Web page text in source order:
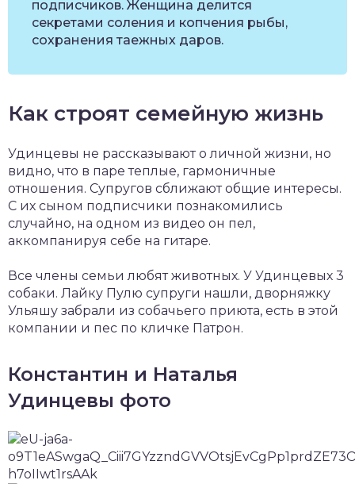
подписчиков. Женщина делится
секретами соления и копчения рыбы,
сохранения таежных даров.
Как строят семейную жизнь
Удинцевы не рассказывают о личной жизни, но
видно, что в паре теплые, гармоничные
отношения. Супругов сближают общие интересы.
С их сыном подписчики познакомились
случайно, на одном из видео он пел,
аккомпанируя себе на гитаре.
Все члены семьи любят животных. У Удинцевых 3
собаки. Лайку Пулю супруги нашли, дворняжку
Ульяшу забрали из собачьего приюта, есть в этой
компании и пес по кличке Патрон.
Константин и Наталья
Удинцевы фото